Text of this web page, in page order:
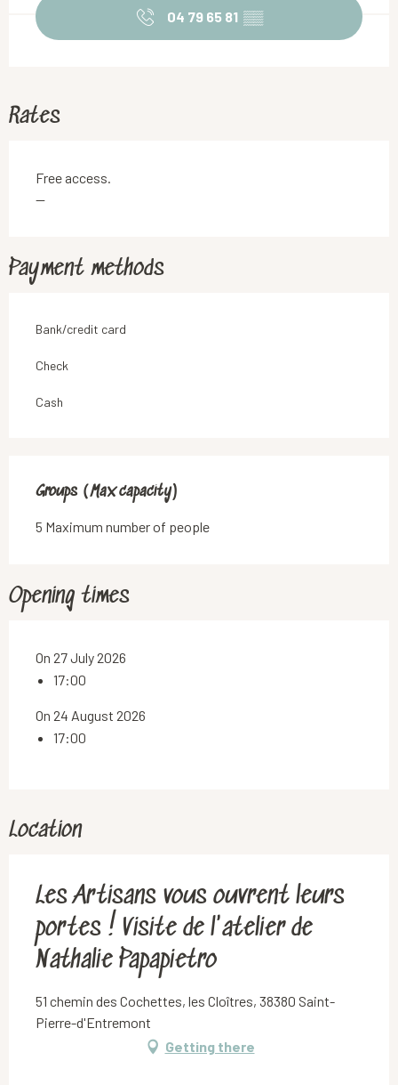
04 79 65 81 ▒▒
Rates
Free access.
—
Payment methods
Bank/credit card
Check
Cash
Groups (Max capacity)
Groups (Max capacity)
5 Maximum number of people
Opening times
On 27 July 2026
17:00
On 24 August 2026
17:00
Location
Les Artisans vous ouvrent leurs
portes ! Visite de l'atelier de
Nathalie Papapietro
51 chemin des Cochettes, les Cloîtres, 38380 Saint-
Pierre-d'Entremont
Getting there